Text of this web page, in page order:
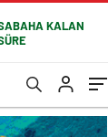
KALAN